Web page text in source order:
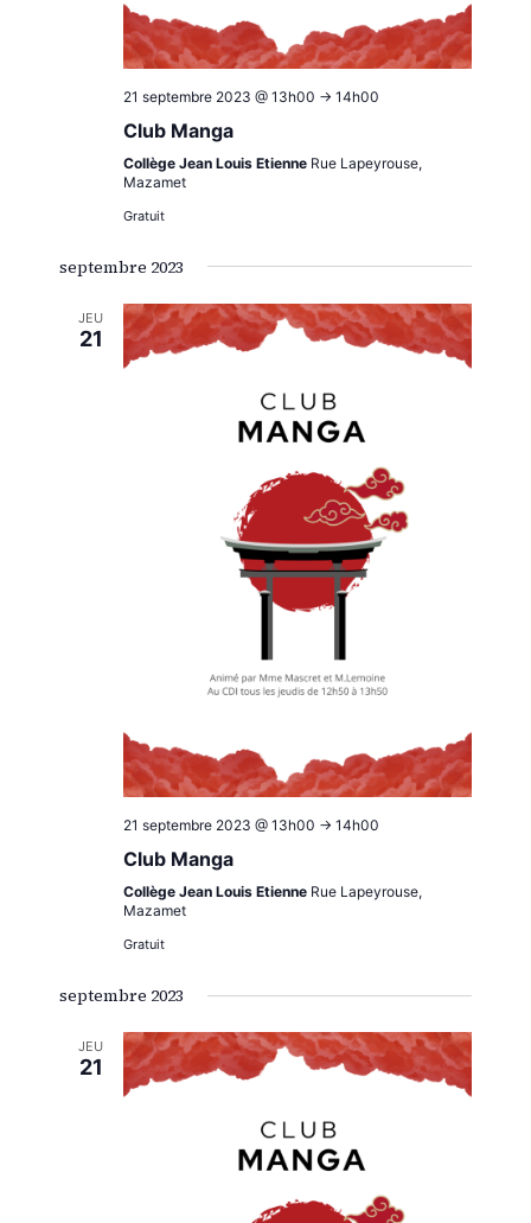
21 septembre 2023 @ 13h00 -> 14h00
Club Manga
Collège Jean Louis Etienne Rue Lapeyrouse,
Mazamet
Gratuit
septembre 2023
JEU
21
21 septembre 2023 @ 13h00 -> 14h00
Club Manga
Collège Jean Louis Etienne Rue Lapeyrouse,
Mazamet
Gratuit
septembre 2023
JEU
21